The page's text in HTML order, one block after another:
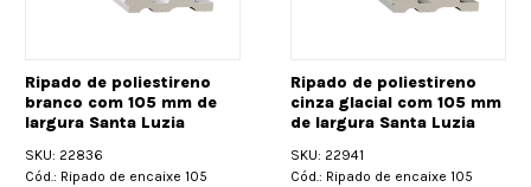
Ripado de poliestireno
branco com 105 mm de
largura Santa Luzia
SKU: 22836
Cód.: Ripado de encaixe 105
Ripado de poliestireno
cinza glacial com 105 mm
de largura Santa Luzia
SKU: 22941
Cód.: Ripado de encaixe 105